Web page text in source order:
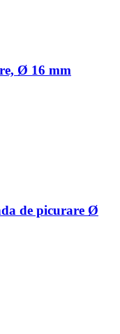
Ø 16 mm
de picurare Ø